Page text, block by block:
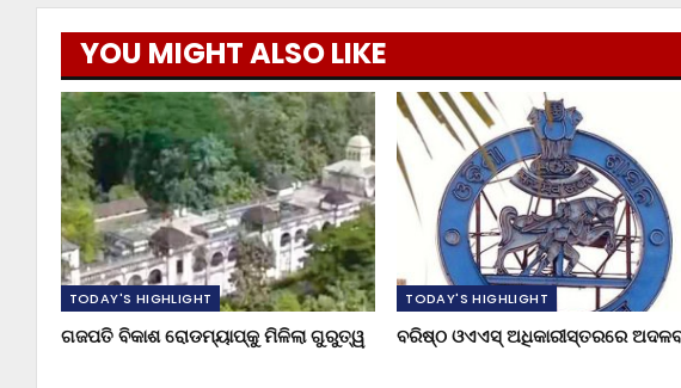
YOU MIGHT ALSO LIKE
TODAY'S HIGHLIGHT
ଗଜପତି ବିକାଶ ରୋଡମ୍ୟାପ୍‌କୁ ମିଳିଲା ଗୁରୁତ୍ୱ
TODAY'S HIGHLIGHT
ବରିଷ୍ଠ ଓଏଏସ୍‌ ଅଧିକାରୀସ୍ତରରେ